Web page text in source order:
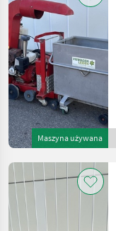
Maszyna używana